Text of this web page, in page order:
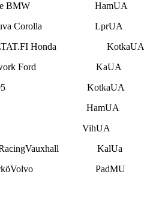
BMW HamUA
Rouva Corolla LprUA
Honda KotkaUA
Ford KaUA
205 KotkaUA
900 HamUA
99 VihUA
KalUa
MörköVolvo PadMU